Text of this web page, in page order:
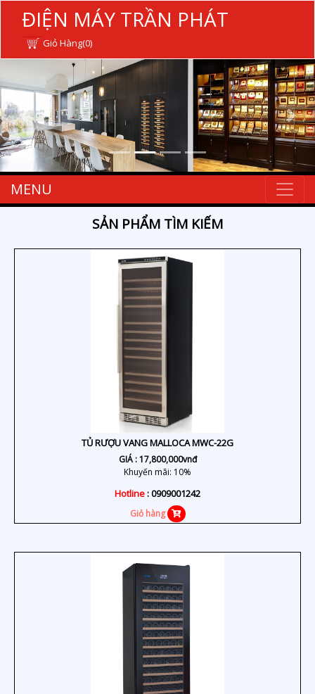
ĐIỆN MÁY TRẦN PHÁT
Giỏ Hàng(0)
MENU
SẢN PHẨM TÌM KIẾM
TỦ RƯỢU VANG MALLOCA MWC-22G
GIÁ :17,800,000vnđ
Khuyến mãi: 10%
Hotline: 0909001242
Giỏ hàng